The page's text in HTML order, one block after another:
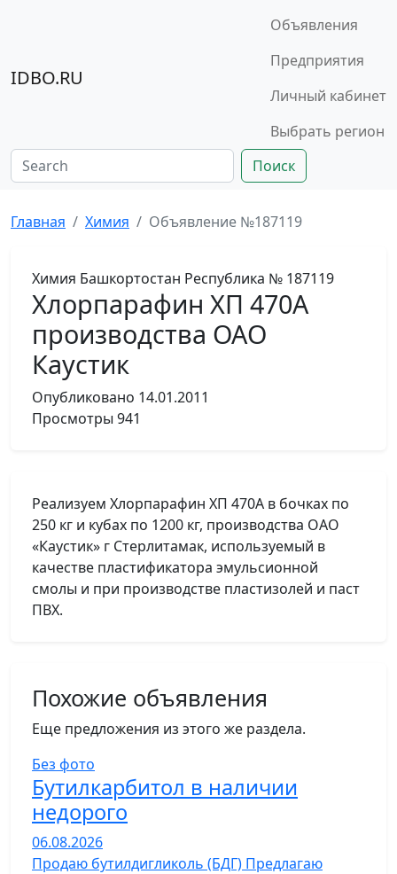
IDBO.RU
Объявления
Предприятия
Личный кабинет
Выбрать регион
Поиск
Главная Химия Объявление №187119
Химия Башкортостан Республика № 187119
Хлорпарафин ХП 470А
производства ОАО
Каустик
Опубликовано 14.01.2011
Просмотры 941
Реализуем Хлорпарафин ХП 470А в бочках по
250 кг и кубах по 1200 кг, производства ОАО
«Каустик» г Стерлитамак, используемый в
качестве пластификатора эмульсионной
смолы и при производстве пластизолей и паст
ПВХ.
Похожие объявления
Еще предложения из этого же раздела.
Без фото
Бутилкарбитол в наличии
недорого
06.08.2026
Продаю бутилдигликоль (БДГ) Предлагаю